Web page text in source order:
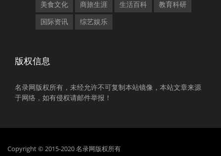
美食文化 商旅生涯 生活百科 教育科研
国际资讯 综艺娱乐
版权信息
名录网版权所有，未经允许不可复制本站镜像，本站文章来源
于网络，如有侵权请邮件举报！
Copyright © 2015-2020 名录网版权所有